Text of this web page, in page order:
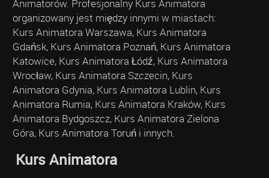
Animatorów. Profesjonalny Kurs Animatora
organizowany jest między innymi w miastach:
Kurs Animatora Warszawa, Kurs Animatora
Gdańsk, Kurs Animatora Poznań, Kurs Animatora
Katowice, Kurs Animatora Łódź, Kurs Animatora
Wrocław, Kurs Animatora Szczecin, Kurs
Animatora Gdynia, Kurs Animatora Lublin, Kurs
Animatora Rumia, Kurs Animatora Kraków, Kurs
Animatora Bydgoszcz, Kurs Animatora Zielona
Góra, Kurs Animatora Toruń i innych.
Kurs Animatora